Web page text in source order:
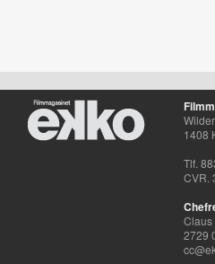
1408
Tlf.
CVR.
Claus
2729